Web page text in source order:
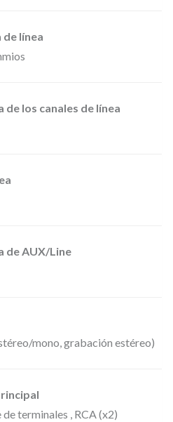
línea
los canales de línea
de AUX/Line
mono, grabación estéreo)
terminales , RCA (x2)